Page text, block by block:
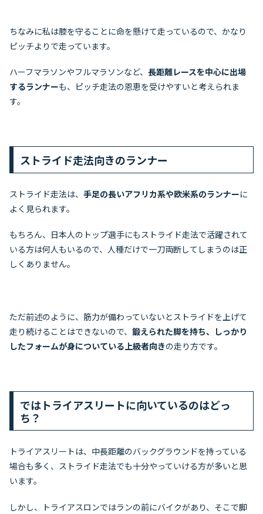
ちなみに私は膝を守ることに命を懸けて走っているので、かなり
ピッチよりで走っています。
ハーフマラソンやフルマラソンなど、 長距離レースを中心に出場
するランナーも、ピッチ走法の恩恵を受けやすいと考えられま
す。
ストライド走法向きのランナー
ストライド走法は、 手足の長いアフリカ系や欧米系のランナーに
よく見られます。
もちろん、日本人のトップ選手にもストライド走法で活躍されて
いる方は何人もいるので、人種だけで一刀両断してしまうのは正
しくありません。
ただ前述のように、筋力が備わっていないとストライドを上げて
走り続けることはできないので、 鍛えられた脚を持ち、しっかり
したフォームが身についている上級者向きの走り方です。
ではトライアスリートに向いているのはどっ
ち？
トライアスリートは、中長距離のバックグラウンドを持っている
場合も多く、ストライド走法でも十分やっていける方が多いと思
います。
しかし、トライアスロンではランの前にバイクがあり、そこで脚